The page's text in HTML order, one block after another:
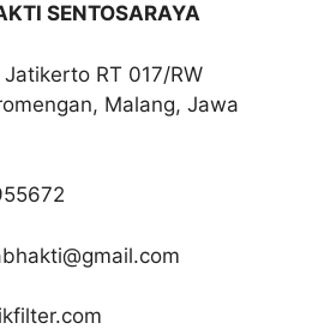
SENTOSARAYA
Jatikerto RT 017/RW
Malang, Jawa